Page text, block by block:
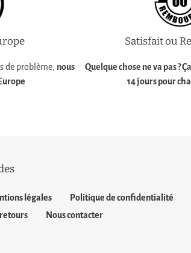
de problème, nous
Satisfait ou
Quelque chose ne va pas ?
14 jours pour
légales
Politique de confidentialité
retours
Nous contacter